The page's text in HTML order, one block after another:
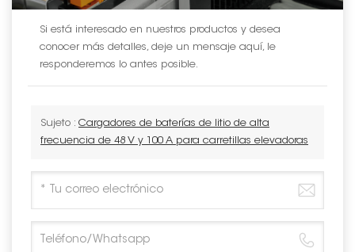
Si está interesado en nuestros productos y desea
conocer más detalles, deje un mensaje aquí, le
responderemos lo antes posible.
Sujeto : Cargadores de baterías de litio de alta
frecuencia de 48 V y 100 A para carretillas elevadoras